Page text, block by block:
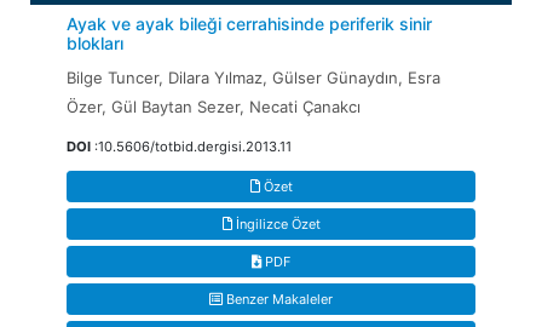
Ayak ve ayak bileği cerrahisinde periferik sinir
blokları
Bilge Tuncer, Dilara Yılmaz, Gülser Günaydın, Esra
Özer, Gül Baytan Sezer, Necati Çanakcı
DOI :10.5606/totbid.dergisi.2013.11
Özet
İngilizce Özet
PDF
Benzer Makaleler